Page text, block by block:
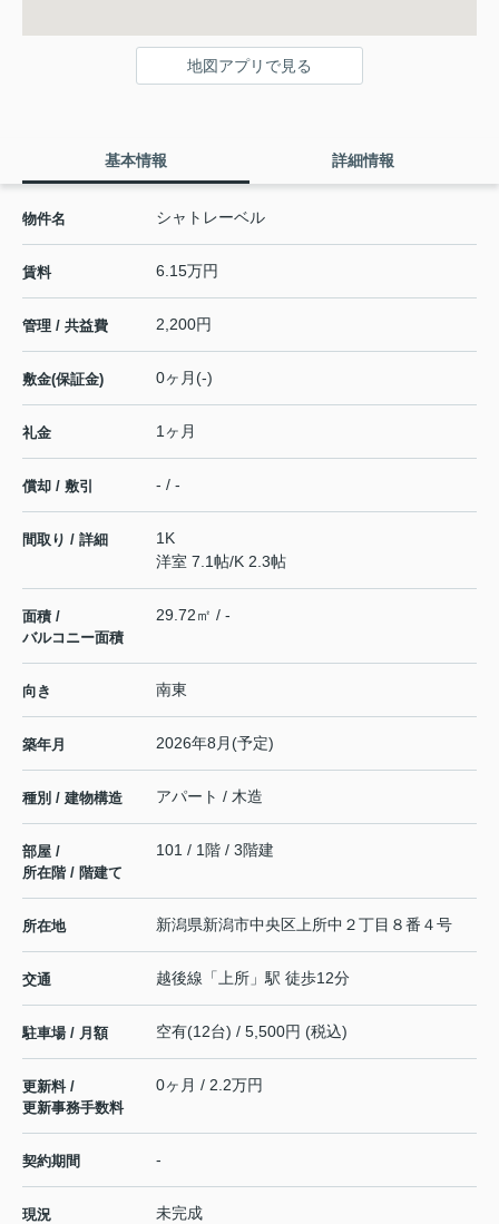
地図アプリで見る
基本情報 詳細情報
物件名 シャトレーベル
賃料 6.15万円
管理 / 共益費 2,200円
敷金(保証金) 0ヶ月(-)
礼金 1ヶ月
償却 / 敷引 - / -
間取り / 詳細
1K
洋室 7.1帖/K 2.3帖
面積 /
バルコニー面積
29.72㎡ / -
向き 南東
築年月 2026年8月(予定)
種別 / 建物構造 アパート / 木造
部屋 /
所在階 / 階建て
101 / 1階 / 3階建
所在地 新潟県新潟市中央区 上所中 ２丁目８番４号
交通 越後線 「 上所 」駅 徒歩12分
駐車場 / 月額 空有(12台) / 5,500円 (税込)
更新料 /
更新事務手数料
0ヶ月 / 2.2万円
契約期間 -
現況 未完成